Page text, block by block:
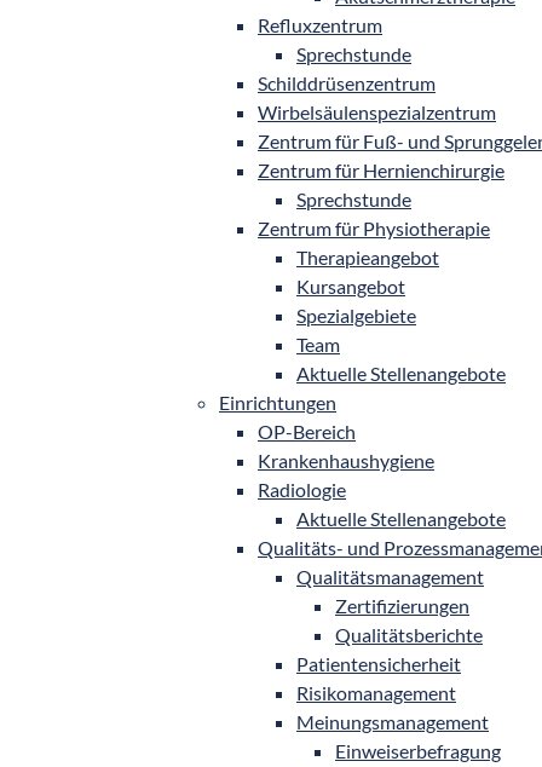
Refluxzentrum
Sprechstunde
Schilddrüsenzentrum
Wirbelsäulenspezialzentrum
Zentrum für Fuß- und
Zentrum für Hernienchirurgie
Sprechstunde
Zentrum für Physiotherapie
Therapieangebot
Kursangebot
Spezialgebiete
Team
Aktuelle Stellenangebote
Einrichtungen
OP-Bereich
Krankenhaushygiene
Radiologie
Aktuelle Stellenangebote
Qualitäts- und
Qualitätsmanagement
Zertifizierungen
Qualitätsberichte
Patientensicherheit
Risikomanagement
Meinungsmanagement
Einweiserbefragung